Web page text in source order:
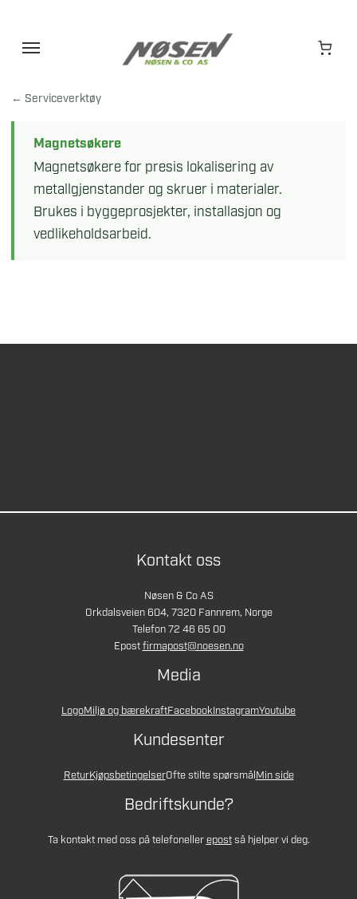
← Serviceverktøy
Magnetsøkere
Magnetsøkere for presis lokalisering av
metallgjenstander og skruer i materialer.
Brukes i byggeprosjekter, installasjon og
vedlikeholdsarbeid.
Kontakt oss
Nøsen & Co AS
Orkdalsveien 604, 7320 Fannrem, Norge
Telefon 72 46 65 00
Epostfirmapost@noesen.no
Media
LogoMiljø og bærekraftFacebookInstagramYoutube
Kundesenter
ReturKjøpsbetingelserOfte stilte spørsmålMin side
Bedriftskunde?
Ta kontakt med oss på telefonellerepostså hjelper vi deg.